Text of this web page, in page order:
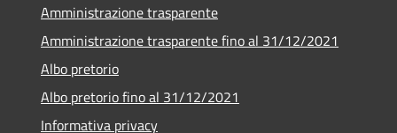
Amministrazione trasparente
Amministrazione trasparente fino al 31/12/2021
Albo pretorio
Albo pretorio fino al 31/12/2021
Informativa privacy